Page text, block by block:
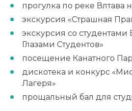
прогулка по реке Влтава
экскурсия «Страшная
экскурсия со студентами
Глазами Студентов»
посещение Канатного
дискотека и конкурс
Лагеря»
прощальный бал для